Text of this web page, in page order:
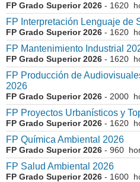
FP Grado Superior 2026 - 1620
FP Interpretación Lenguaje de
FP Grado Superior 2026 - 1620
FP Mantenimiento Industrial
FP Grado Superior 2026 - 1620
FP Producción de
2026
FP Grado Superior 2026 - 2000
FP Proyectos Urbanísticos y
FP Grado Superior 2026 - 1620
FP Química Ambiental 2026
FP Grado Superior 2026 - 960
FP Salud Ambiental 2026
FP Grado Superior 2026 - 1600